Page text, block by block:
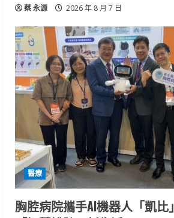
蔡 永源 2026 年 8 月 7 日
醫療
胸腔病院攜手AI機器人「凱比